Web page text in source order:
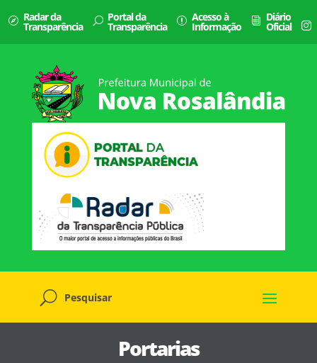
Radar da
Transparência
Portal da
Transparência
Acesso à
Informação
Diário
Oficial
Portarias